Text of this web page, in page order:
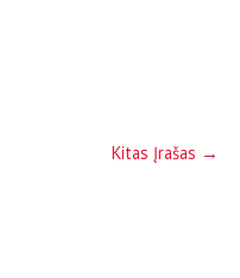
Kitas Įrašas →